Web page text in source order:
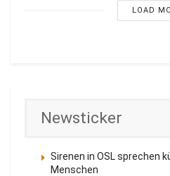
LOAD
Newsticker
Sirenen in OSL sprechen
Menschen